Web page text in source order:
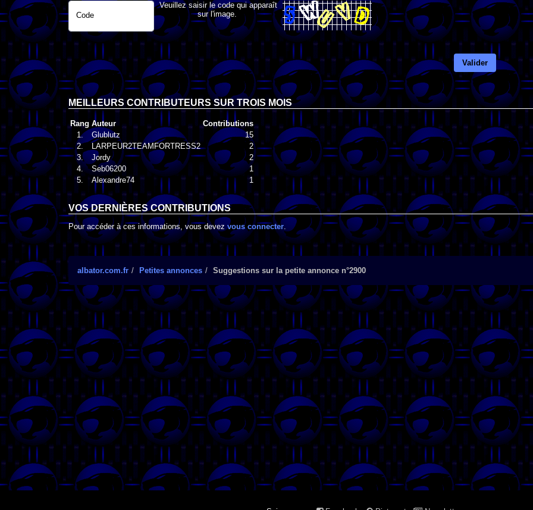
Code
Veuillez saisir le code qui apparaît
sur l'image.
Valider
MEILLEURS CONTRIBUTEURS SUR TROIS MOIS
Rang Auteur
Contributions
1.
Glublutz
15
2.
LARPEUR2TEAMFORTRESS2
2
3.
Jordy
2
4.
Seb06200
1
5.
Alexandre74 1
VOS DERNIÈRES CONTRIBUTIONS
Pour accéder à ces informations, vous devezvous connecter.
albator.com.fr Petites annonces Suggestions sur la petite annonce n°2900